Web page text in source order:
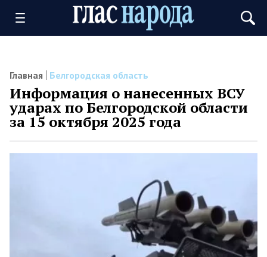
Главная Белгородская область
Информация о нанесенных ВСУ
ударах по Белгородской области
за 15 октября 2025 года